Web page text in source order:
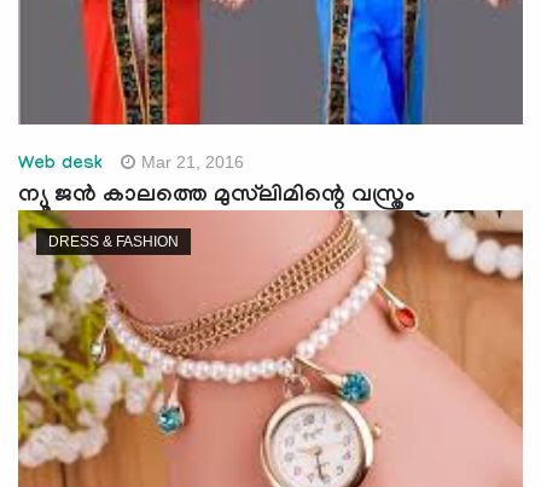
Web desk Mar 21, 2016
ന്യൂ ജന്‍ കാലത്തെ മുസ്‌ലിമിന്റെ വസ്ത്രം
DRESS & FASHION